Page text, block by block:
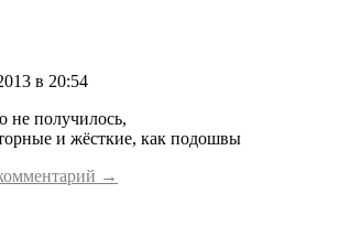
в 20:54
получилось,
и жёсткие, как подошвы
→